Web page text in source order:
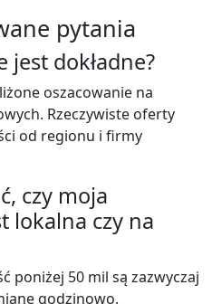
pytania
jest dokładne?
oszacowanie na
Rzeczywiste oferty
od regionu i firmy
czy moja
lokalna czy na
poniżej 50 mil są zazwyczaj
godzinowo.